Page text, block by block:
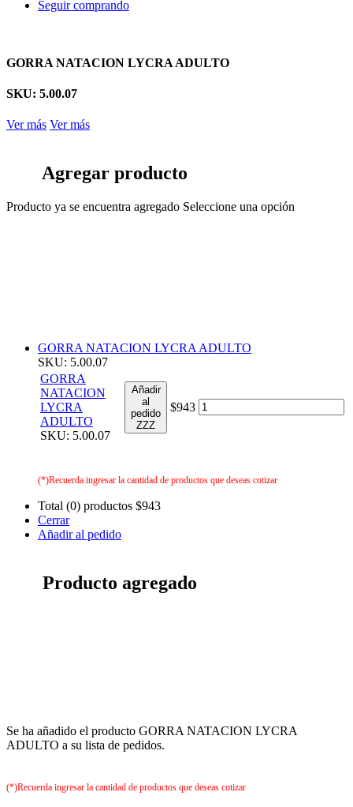
Seguir comprando
GORRA NATACION LYCRA ADULTO
SKU: 5.00.07
Ver más Ver más
Agregar producto
Producto ya se encuentra agregado Seleccione una opción
GORRA NATACION LYCRA ADULTO
SKU: 5.00.07
GORRA
NATACION
LYCRA
ADULTO
SKU: 5.00.07
Añadir
al
pedido
ZZZ
$943
(*)Recuerda ingresar la cantidad de productos que deseas cotizar
Total (0) productos $943
Cerrar
Añadir al pedido
Producto agregado
Se ha añadido el producto GORRA NATACION LYCRA
ADULTO a su lista de pedidos.
(*)Recuerda ingresar la cantidad de productos que deseas cotizar